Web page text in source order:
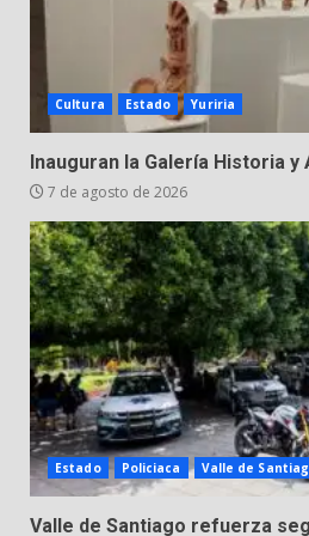
Cultura Estado Yuriria
Inauguran la Galería Historia
7 de agosto de 2026
Estado Policiaca Valle de
Valle de Santiago refuerza